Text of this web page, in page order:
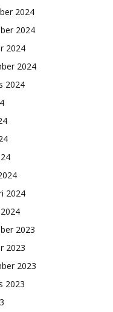
2024
2024
2024
2024
2024
2024
2023
2023
2023
2023